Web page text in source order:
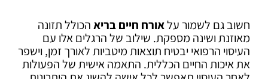
חשוב גם לשמור עלאורח חיים בריאהכולל תזונה
מאוזנת ושינה מספקת. שילוב של הרגלים אלו עם
העיסוי הרפואי יבטיח תוצאות מיטביות לאורך זמן, וישפר
את איכות החיים הכללית. התאמה אישית של הפעולות